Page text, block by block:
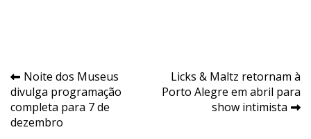
Navegação
de
Post
Noite dos Museus
divulga programação
completa para 7 de
dezembro
Licks & Maltz retornam à
Porto Alegre em abril para
show intimista